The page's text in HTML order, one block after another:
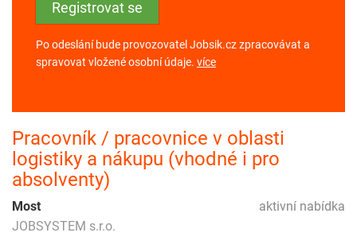
Po odeslání bude provozovatel Jobsik.cz zpracovávat a
spravovat vložené osobní údaje. více
Pracovník / pracovnice v oblasti
logistiky a nákupu (vhodné i pro
absolventy)
aktivní nabídka
Most
JOBSYSTEM s.r.o.